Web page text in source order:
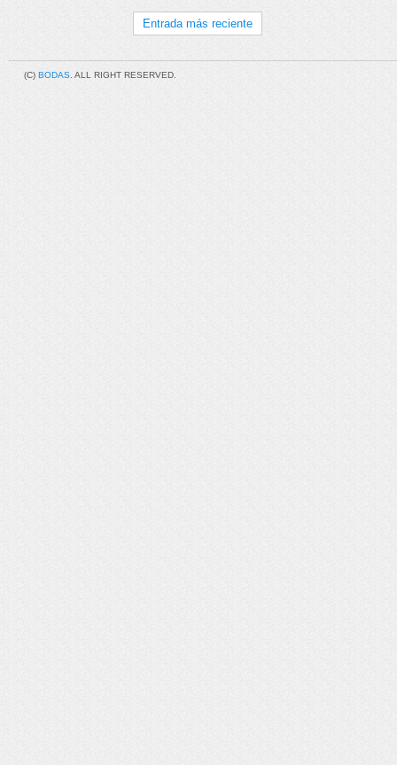
Entrada más reciente
(C) BODAS . ALL RIGHT RESERVED.